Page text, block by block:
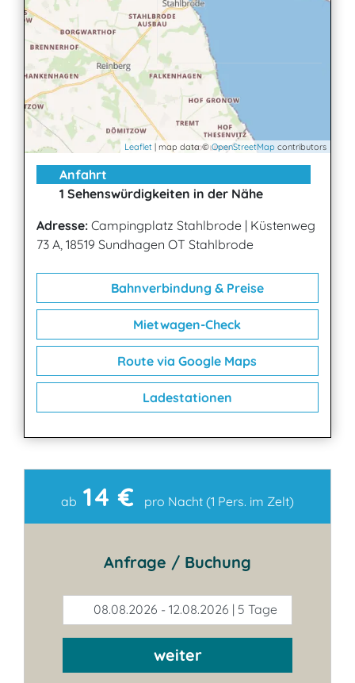
Leaflet | map data ©OpenStreetMap contributors
Anfahrt
1 Sehenswürdigkeiten in der Nähe
Adresse: Campingplatz Stahlbrode | Küstenweg
73 A, 18519 Sundhagen OT Stahlbrode
Bahnverbindung & Preise
Mietwagen-Check
Route via Google Maps
Ladestationen
Kontakt
ab 14 € pro Nacht (1 Pers. im Zelt)
Anfrage / Buchung
08.08.2026 - 12.08.2026 | 5 Tage
weiter